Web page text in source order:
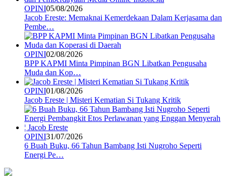
OPINI05/08/2026
Jacob Ereste: Memaknai Kemerdekaan Dalam Kerjasama dan
Pembe…
OPINI02/08/2026
BPP KAPMI Minta Pimpinan BGN Libatkan Pengusaha
Muda dan Kop…
OPINI01/08/2026
Jacob Ereste | Misteri Kematian Si Tukang Kritik
OPINI31/07/2026
6 Buah Buku, 66 Tahun Bambang Isti Nugroho Seperti
Energi Pe…